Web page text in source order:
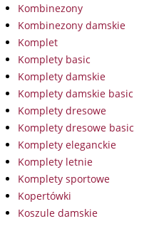
Kombinezony
Kombinezony damskie
Komplet
Komplety basic
Komplety damskie
Komplety damskie basic
Komplety dresowe
Komplety dresowe basic
Komplety eleganckie
Komplety letnie
Komplety sportowe
Kopertówki
Koszule damskie